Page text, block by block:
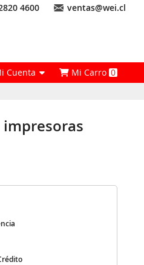
4600 ventas@wei.cl
Cuenta Mi Carro0
impresoras